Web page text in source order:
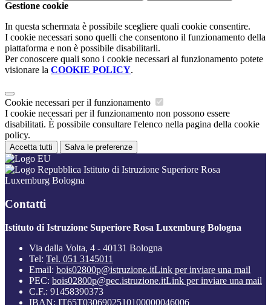
Gestione cookie
In questa schermata è possibile scegliere quali cookie consentire.
I cookie necessari sono quelli che consentono il funzionamento della
piattaforma e non è possibile disabilitarli.
Per conoscere quali sono i cookie necessari al funzionamento potete
visionare la COOKIE POLICY.
Cookie necessari per il funzionamento
I cookie necessari per il funzionamento non possono essere
disabilitati. È possibile consultare l'elenco nella pagina della cookie
policy.
Accetta tutti Salva le preferenze
Istituto di Istruzione Superiore Rosa
Luxemburg Bologna
Contatti
Istituto di Istruzione Superiore Rosa Luxemburg Bologna
Via dalla Volta, 4 - 40131 Bologna
Tel: Tel. 051 3145011
Email: bois02800p@istruzione.itLink per inviare una mail
PEC: bois02800p@pec.istruzione.itLink per inviare una mail
C.F.: 91458390373
IBAN: IT65T0306902510100000046006